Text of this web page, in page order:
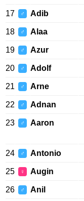
17 ♂ Adib
18 ♂ Alaa
19 ♂ Azur
20 ♂ Adolf
21 ♂ Arne
22 ♂ Adnan
23 ♂ Aaron
24 ♂ Antonio
25 ♀ Augin
26 ♂ Anil